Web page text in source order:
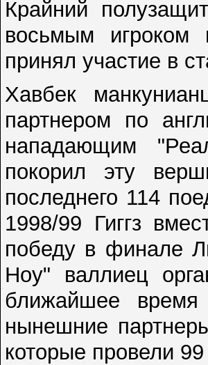
Крайний
восьмым
принял участие в
Хавбек
партнером по
нападающим
покорил эту
последнего 114
1998/99 Гиггз
победу в финале
Ноу" валлиец
ближайшее
нынешние
которые провели